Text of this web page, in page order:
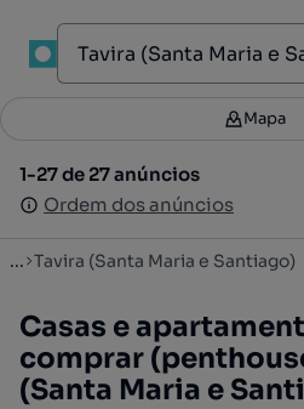
Filtros 2
1-27 de 27 anúncios
Ordem dos anúncios
Mapa
1-27 de 27 anúncios
Ordem dos anúncios
... Tavira (Santa Maria e Santiago)
Casas e
comprar
(Santa Maria e